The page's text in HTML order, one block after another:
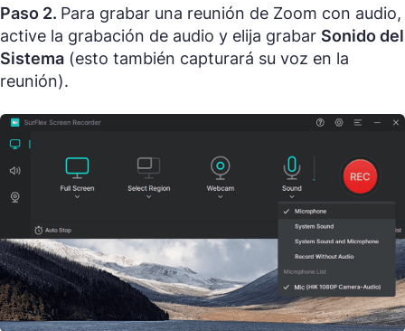
Paso 2. Para grabar una reunión de Zoom con audio,
active la grabación de audio y elija grabar Sonido del
Sistema (esto también capturará su voz en la
reunión).